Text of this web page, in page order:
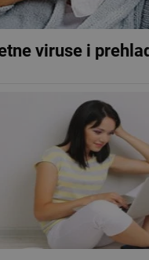
viruse i